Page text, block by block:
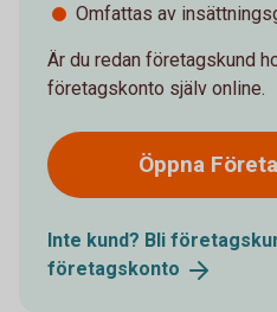
Omfattas av
Är du redan företagskund
företagskonto själv online.
Öppna
Inte kund? Bli
företagskonto